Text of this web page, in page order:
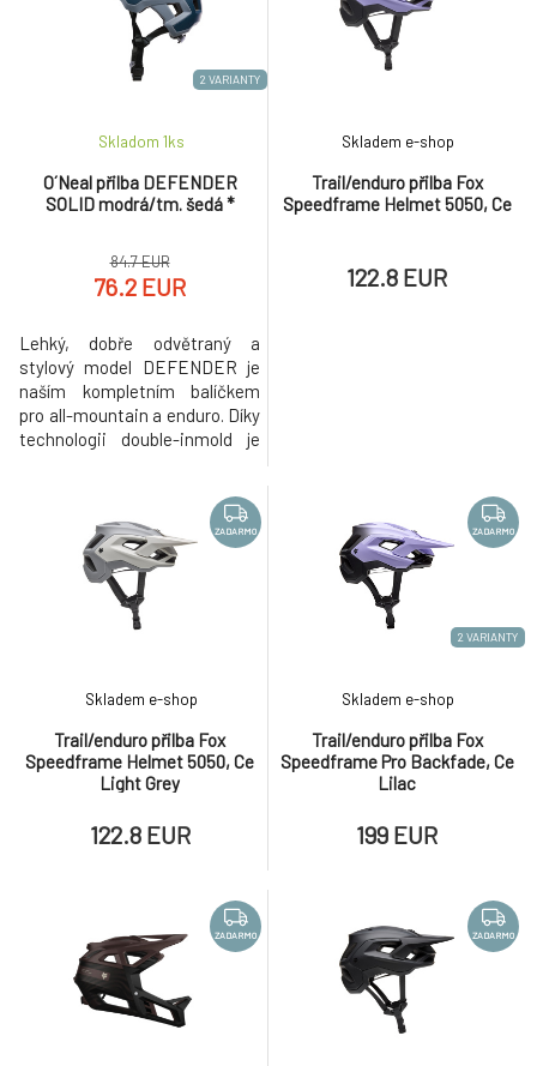
Má dostatečnou ventilaci
vzduchu pomocí síťky, která
pásků pro dokonalé individuální
přizpůsobení. Polstrování poh
2 VARIANTY
O´Neal přilba DEFENDER
SOLID modrá/tm. šedá *
Skladom 1ks
84.7 EUR
76.2 EUR
Lehký, dobře odvětraný a
stylový model DEFENDER je
naším kompletním balíčkem
pro all-mountain a enduro. Díky
technologii double-inmold je
spojuje vnitřní EPS a vnější
skořepinu dohromady, přičemž
další druhá vrstva chrání vnější
hrany a zlepšuje absorpci
nárazů. Větrací otvory a vnitřn
Trail/enduro přilba Fox
Speedframe Helmet 5050, Ce
Skladem e-shop
122.8 EUR
ZADARMO
Trail/enduro přilba Fox
Speedframe Helmet 5050, Ce
Light Grey
Skladem e-shop
122.8 EUR
2 VARIANTY
ZADARMO
Trail/enduro přilba Fox
Speedframe Pro Backfade, Ce
Lilac
Skladem e-shop
199 EUR
ZADARMO ZADARMO